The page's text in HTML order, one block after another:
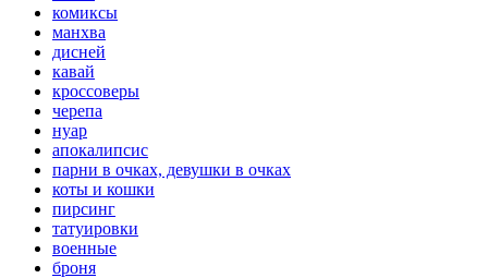
комиксы
манхва
дисней
кавай
кроссоверы
черепа
нуар
апокалипсис
парни в очках, девушки в очках
коты и кошки
пирсинг
татуировки
военные
броня